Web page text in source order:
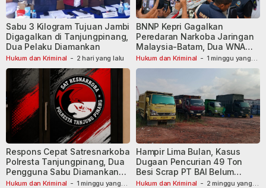
Hukum dan Kriminal - 2 hari yang lalu
Sabu 3 Kilogram Tujuan Jambi
Digagalkan di Tanjungpinang,
Dua Pelaku Diamankan
Hukum dan Kriminal - 1 minggu yang
BNNP Kepri Gagalkan
Peredaran Narkoba Jaringan
Malaysia-Batam, Dua WNA
Masih Diburu
Hukum dan Kriminal - 1 minggu yang
Respons Cepat Satresnarkoba
Polresta Tanjungpinang, Dua
Pengguna Sabu Diamankan
Usai Dilaporkan ke Call Center
Hukum dan Kriminal - 2 minggu yang
Hampir Lima Bulan, Kasus
Dugaan Pencurian 49 Ton
Besi Scrap PT BAI Belum
Tetapkan Tersangka